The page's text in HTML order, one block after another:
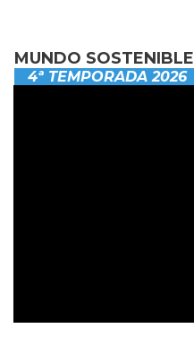
MUNDO SOSTENIBLE
4ª TEMPORADA 2026